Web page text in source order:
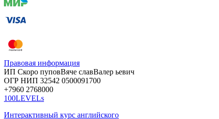
Правовая информация
ИП Скоро пуповВяче славВалер ьевич
ОГР НИП 32542 0500091700
+7960 2768000
100LEVELs
Интерактивный курс английского